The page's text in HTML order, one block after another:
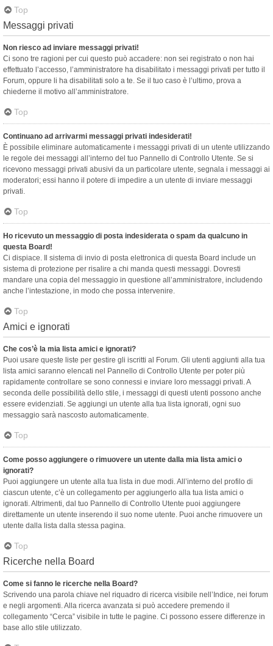
Top
Messaggi privati
Non riesco ad inviare messaggi privati!
Ci sono tre ragioni per cui questo può accadere: non sei registrato o non hai
effettuato l’accesso, l’amministratore ha disabilitato i messaggi privati per tutto il
Forum, oppure li ha disabilitati solo a te. Se il tuo caso è l’ultimo, prova a
chiederne il motivo all’amministratore.
Top
Continuano ad arrivarmi messaggi privati indesiderati!
È possibile eliminare automaticamente i messaggi privati ​​di un utente utilizzando
le regole dei messaggi all’interno del tuo Pannello di Controllo Utente. Se si
ricevono messaggi privati ​​abusivi da un particolare utente, segnala i messaggi ai
moderatori; essi hanno il potere di impedire a un utente di inviare messaggi
privati​​.
Top
Ho ricevuto un messaggio di posta indesiderata o spam da qualcuno in
questa Board!
Ci dispiace. Il sistema di invio di posta elettronica di questa Board include un
sistema di protezione per risalire a chi manda questi messaggi. Dovresti
mandare una copia del messaggio in questione all’amministratore, includendo
anche l’intestazione, in modo che possa intervenire.
Top
Amici e ignorati
Che cos’è la mia lista amici e ignorati?
Puoi usare queste liste per gestire gli iscritti al Forum. Gli utenti aggiunti alla tua
lista amici saranno elencati nel Pannello di Controllo Utente per poter più
rapidamente controllare se sono connessi e inviare loro messaggi privati. A
seconda delle possibilità dello stile, i messaggi di questi utenti possono anche
essere evidenziati. Se aggiungi un utente alla tua lista ignorati, ogni suo
messaggio sarà nascosto automaticamente.
Top
Come posso aggiungere o rimuovere un utente dalla mia lista amici o
ignorati?
Puoi aggiungere un utente alla tua lista in due modi. All’interno del profilo di
ciascun utente, c’è un collegamento per aggiungerlo alla tua lista amici o
ignorati. Altrimenti, dal tuo Pannello di Controllo Utente puoi aggiungere
direttamente un utente inserendo il suo nome utente. Puoi anche rimuovere un
utente dalla lista dalla stessa pagina.
Top
Ricerche nella Board
Come si fanno le ricerche nella Board?
Scrivendo una parola chiave nel riquadro di ricerca visibile nell’Indice, nei forum
e negli argomenti. Alla ricerca avanzata si può accedere premendo il
collegamento “Cerca” visibile in tutte le pagine. Ci possono essere differenze in
base allo stile utilizzato.